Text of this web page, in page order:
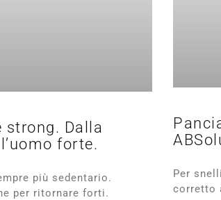
strong. Dalla
forte.
più sedentario.
per ritornare forti.
Per
corretto